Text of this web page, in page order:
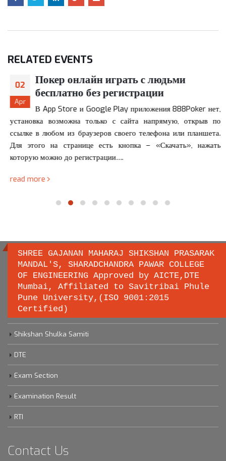
RELATED EVENTS
02
Apr
Покер онлайн играть с людьми
бесплатно без регистрации
В App Store и Google Play приложения 888Poker нет,
установка возможна только с сайта напрямую, открыв по
ссылке в любом из браузеров своего телефона или планшета.
Для этого на странице есть кнопка – «Скачать», нажать
которую можно до регистрации….
read more
SHREE GAJANAN MAHARAJ SHIKSHAN PRASARAK
MANDAL'S, SHARADCHANDRA PAWAR COLLEGE
OF ENGINEERING Approved by AICTE,DTE
Mumbai, Affiliated to Savitribai Phule
Pune University,(ISO 9001:2015
Certified)
Important links
Savitribai Phule Pune University
Shikshan Shulka Samiti
DTE
Exam Section
Examination Result
RTI
Contact Us